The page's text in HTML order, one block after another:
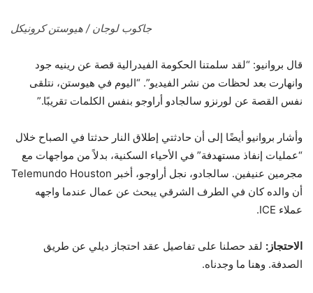
جاكوب لوجان / هيوستن كرونيكل
قال بروانيو: “لقد سلمتنا الحكومة الفيدرالية قصة عن رينيه جود
وانهارت بعد لحظات من نشر الفيديو”. “اليوم في هيوستن، نتلقى
نفس القصة عن لورنزو سالجادو أراوجو بنفس الكلمات تقريبًا.”
وأشار بروانيو أيضًا إلى أن حادثتي إطلاق النار حدثتا في الصباح خلال
“عمليات إنفاذ مستهدفة” في الأحياء السكنية، بدلاً من مواجهات مع
مجرمين عنيفين. سالجادو، نجل أراوجو، أخبر Telemundo Houston
أن والده كان في الطرف الشرقي يبحث عن عمال عندما واجهه
عملاء ICE.
الاحتجاز: لقد حصلنا على تفاصيل عقد احتجاز ديلي عن طريق
الصدفة. وهنا ما وجدناه.